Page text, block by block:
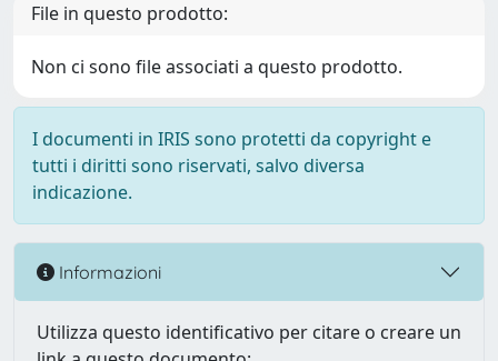
File in questo prodotto:
Non ci sono file associati a questo prodotto.
I documenti in IRIS sono protetti da copyright e
tutti i diritti sono riservati, salvo diversa
indicazione.
Informazioni
Utilizza questo identificativo per citare o creare un